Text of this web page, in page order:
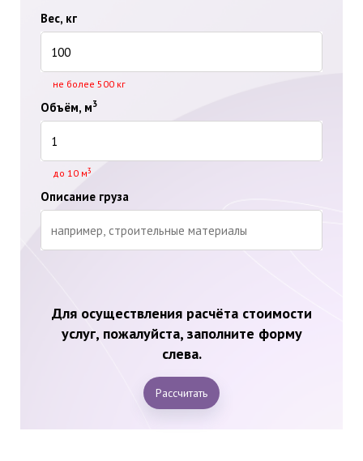
Вес, кг
не более 500 кг
Объём, м3
до 10 м3
Описание груза
Для осуществления расчёта стоимости
услуг, пожалуйста, заполните форму
слева.
Рассчитать